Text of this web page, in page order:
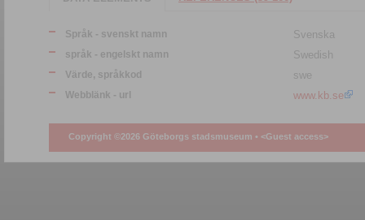
Språk - svenskt namn Svenska
språk - engelskt namn Swedish
Värde, språkkod swe
Webblänk - url www.kb.se
Copyright ©2026 Göteborgs stadsmuseum • <Guest access>